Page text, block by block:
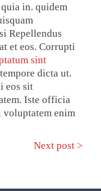
in. quidem
Repellendus
et eos. Corrupti
sint
dicta ut.
eos sit
Iste officia
voluptatem enim
Next post >